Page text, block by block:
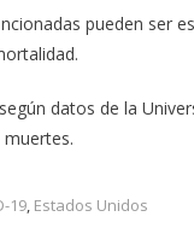
pueden ser
datos de la
19, Estados Unidos